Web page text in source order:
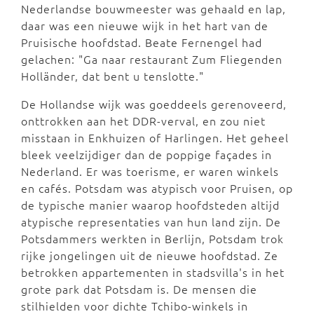
Nederlandse bouwmeester was gehaald en lap,
daar was een nieuwe wijk in het hart van de
Pruisische hoofdstad. Beate Fernengel had
gelachen: "Ga naar restaurant Zum Fliegenden
Holländer, dat bent u tenslotte."
De Hollandse wijk was goeddeels gerenoveerd,
onttrokken aan het DDR-verval, en zou niet
misstaan in Enkhuizen of Harlingen. Het geheel
bleek veelzijdiger dan de poppige façades in
Nederland. Er was toerisme, er waren winkels
en cafés. Potsdam was atypisch voor Pruisen, op
de typische manier waarop hoofdsteden altijd
atypische representaties van hun land zijn. De
Potsdammers werkten in Berlijn, Potsdam trok
rijke jongelingen uit de nieuwe hoofdstad. Ze
betrokken appartementen in stadsvilla's in het
grote park dat Potsdam is. De mensen die
stilhielden voor dichte Tchibo-winkels in